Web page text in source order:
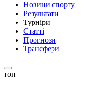
Новини спорту
Результати
Турніри
Статті
Прогнози
Трансфери
топ